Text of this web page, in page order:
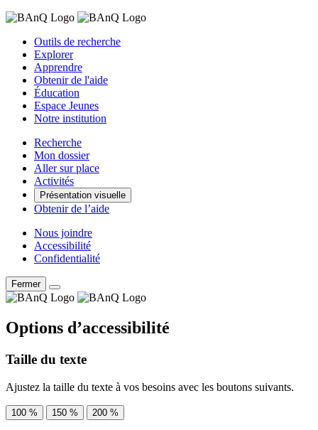
Outils de recherche
Explorer
Apprendre
Obtenir de l'aide
Éducation
Espace Jeunes
Notre institution
Recherche
Mon dossier
Aller sur place
Activités
Présentation visuelle
Obtenir de l’aide
Nous joindre
Accessibilité
Confidentialité
Fermer
Options d’accessibilité
Taille du texte
Ajustez la taille du texte à vos besoins avec les boutons suivants.
100 % 150 % 200 %